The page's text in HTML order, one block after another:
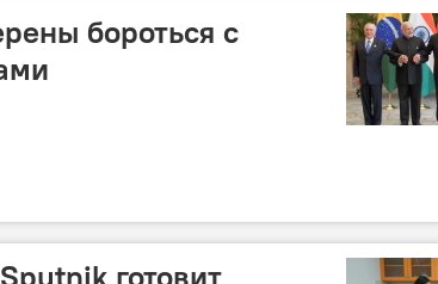
бороться с
готовит